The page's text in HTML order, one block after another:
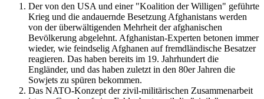
Der von den USA und einer "Koalition der Willigen" geführte
Krieg und die andauernde Besetzung Afghanistans werden
von der überwältigenden Mehrheit der afghanischen
Bevölkerung abgelehnt. Afghanistan-Experten betonen immer
wieder, wie feindselig Afghanen auf fremdländische Besatzer
reagieren. Das haben bereits im 19. Jahrhundert die
Engländer, und das haben zuletzt in den 80er Jahren die
Sowjets zu spüren bekommen.
Das NATO-Konzept der zivil-militärischen Zusammenarbeit